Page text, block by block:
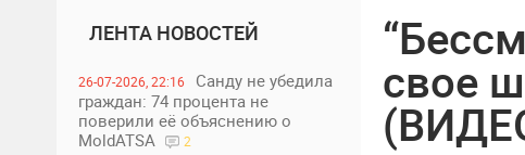
ЛЕНТА НОВОСТЕЙ
26-07-2026, 22:16
Санду не убедила
граждан: 74 процента не
поверили её объяснению о
MoldATSA
2
свое